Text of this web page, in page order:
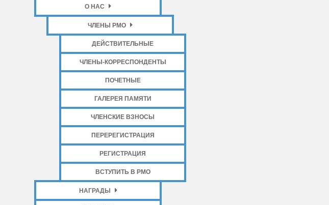
О НАС
ЧЛЕНЫ РМО
ДЕЙСТВИТЕЛЬНЫЕ
ЧЛЕНЫ-КОРРЕСПОНДЕНТЫ
ПОЧЕТНЫЕ
ГАЛЕРЕЯ ПАМЯТИ
ЧЛЕНСКИЕ ВЗНОСЫ
ПЕРЕРЕГИСТРАЦИЯ
РЕГИСТРАЦИЯ
ВСТУПИТЬ В РМО
НАГРАДЫ